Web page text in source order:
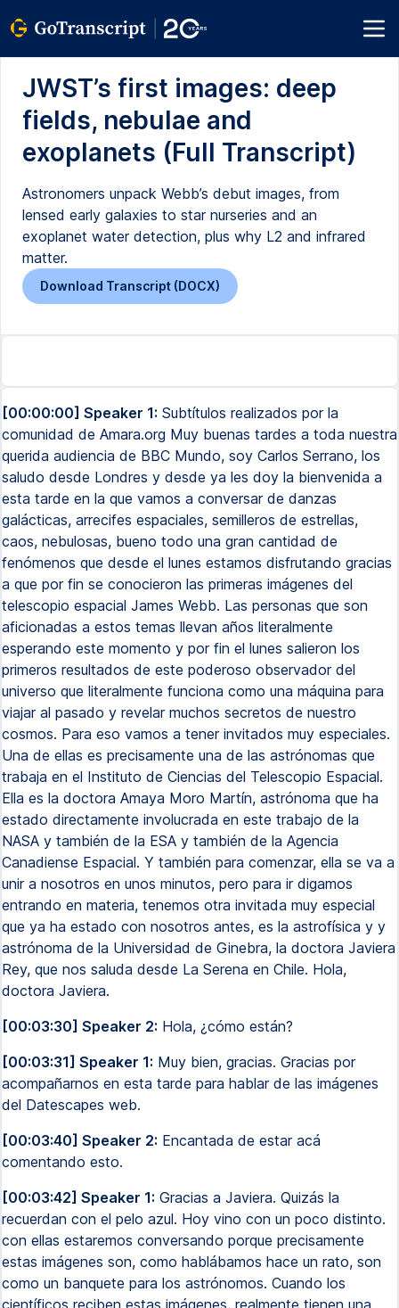
JWST’s first images: deep
fields, nebulae and
exoplanets (Full Transcript)
Astronomers unpack Webb’s debut images, from
lensed early galaxies to star nurseries and an
exoplanet water detection, plus why L2 and infrared
matter.
Download Transcript (DOCX)
[00:00:00] Speaker 1: Subtítulos realizados por la
comunidad de Amara.org Muy buenas tardes a toda nuestra
querida audiencia de BBC Mundo, soy Carlos Serrano, los
saludo desde Londres y desde ya les doy la bienvenida a
esta tarde en la que vamos a conversar de danzas
galácticas, arrecifes espaciales, semilleros de estrellas,
caos, nebulosas, bueno todo una gran cantidad de
fenómenos que desde el lunes estamos disfrutando gracias
a que por fin se conocieron las primeras imágenes del
telescopio espacial James Webb. Las personas que son
aficionadas a estos temas llevan años literalmente
esperando este momento y por fin el lunes salieron los
primeros resultados de este poderoso observador del
universo que literalmente funciona como una máquina para
viajar al pasado y revelar muchos secretos de nuestro
cosmos. Para eso vamos a tener invitados muy especiales.
Una de ellas es precisamente una de las astrónomas que
trabaja en el Instituto de Ciencias del Telescopio Espacial.
Ella es la doctora Amaya Moro Martín, astrónoma que ha
estado directamente involucrada en este trabajo de la
NASA y también de la ESA y también de la Agencia
Canadiense Espacial. Y también para comenzar, ella se va a
unir a nosotros en unos minutos, pero para ir digamos
entrando en materia, tenemos otra invitada muy especial
que ya ha estado con nosotros antes, es la astrofísica y y
astrónoma de la Universidad de Ginebra, la doctora Javiera
Rey, que nos saluda desde La Serena en Chile. Hola,
doctora Javiera.
[00:03:30] Speaker 2: Hola, ¿cómo están?
[00:03:31] Speaker 1: Muy bien, gracias. Gracias por
acompañarnos en esta tarde para hablar de las imágenes
del Datescapes web.
[00:03:40] Speaker 2: Encantada de estar acá
comentando esto.
[00:03:42] Speaker 1: Gracias a Javiera. Quizás la
recuerdan con el pelo azul. Hoy vino con un poco distinto.
con ellas estaremos conversando porque precisamente
estas imágenes son, como hablábamos hace un rato, son
como un banquete para los astrónomos. Cuando los
científicos reciben estas imágenes, realmente tienen una